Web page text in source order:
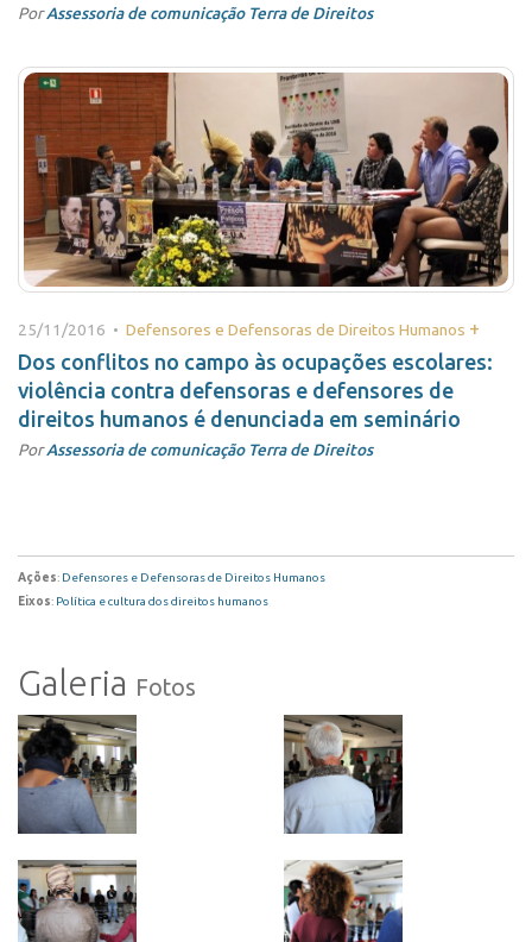
PorAssessoria de comunicação Terra de Direitos
25/11/2016 • Defensores e Defensoras de Direitos Humanos +
Dos conflitos no campo às ocupações escolares:
violência contra defensoras e defensores de
direitos humanos é denunciada em seminário
PorAssessoria de comunicação Terra de Direitos
Ações: Defensores e Defensoras de Direitos Humanos
Eixos: Política e cultura dos direitos humanos
Galeria Fotos